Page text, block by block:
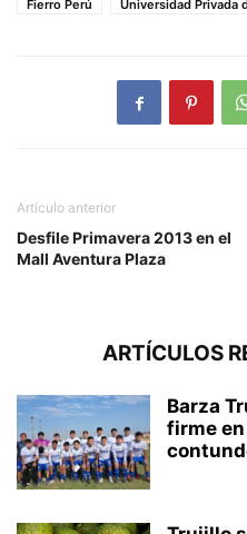
Fierro Perú Universidad Privada
Artículo anterior
Desfile Primavera 2013 en el
Mall Aventura Plaza
ARTÍCULOS
Barza
firme